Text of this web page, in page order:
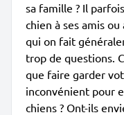
sa famille ? Il
chien à ses amis
qui on fait
trop de questions.
que faire garder
inconvénient pour
chiens ? Ont-ils